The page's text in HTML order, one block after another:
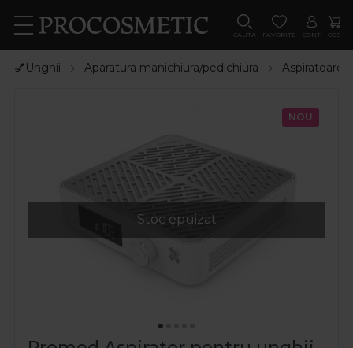
CAUTA FAVORITE CONT COS
💅Unghii Aparatura manichiura/pedichiura Aspiratoare
Stoc epuizat
NOU